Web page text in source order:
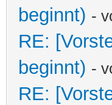
beginnt) -
RE:
beginnt) -
RE: